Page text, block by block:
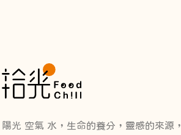
陽光 空氣 水，生命的養分，靈感的來源，